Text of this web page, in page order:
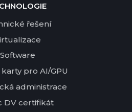
řešení
Software
pro AI/GPU
administrace
DV certifikát